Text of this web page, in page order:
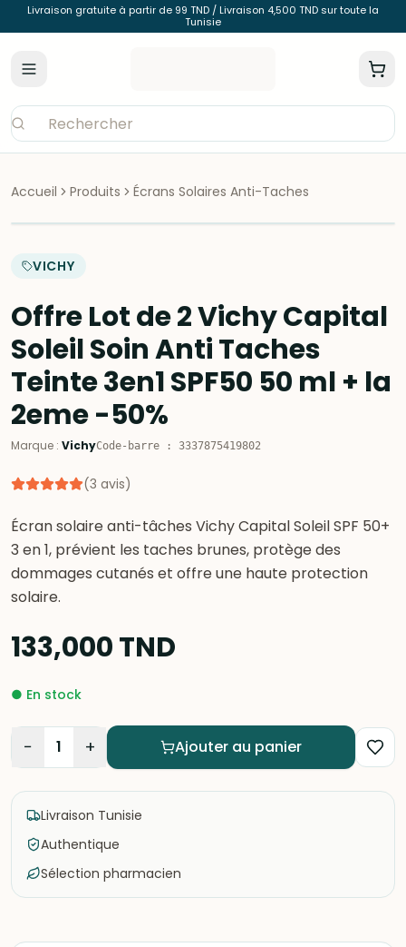
Livraison gratuite à partir de 99 TND / Livraison 4,500 TND sur toute la
Tunisie
Accueil Produits Écrans Solaires Anti-Taches
VICHY
Offre Lot de 2 Vichy Capital
Soleil Soin Anti Taches
Teinte 3en1 SPF50 50 ml + la
2eme -50%
Marque : VichyCode-barre : 3337875419802
(3 avis)
Écran solaire anti-tâches Vichy Capital Soleil SPF 50+
3 en 1, prévient les taches brunes, protège des
dommages cutanés et offre une haute protection
solaire.
133,000TND
● En stock
− 1 + Ajouter au panier
Livraison Tunisie
Authentique
Sélection pharmacien